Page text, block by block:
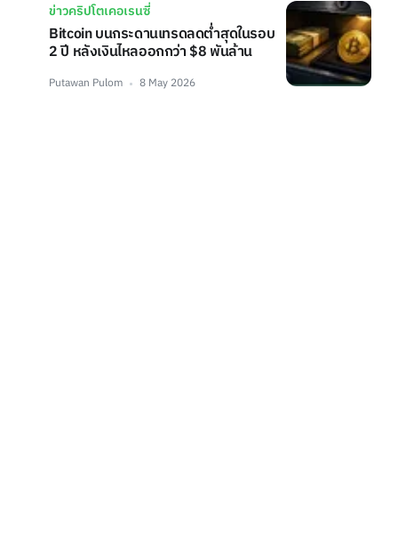
ข่าวคริปโตเคอเรนซี่
Bitcoin บนกระดานเทรดลดต่ำสุดในรอบ
2 ปี หลังเงินไหลออกกว่า $8 พันล้าน
Putawan Pulom 8 May 2026